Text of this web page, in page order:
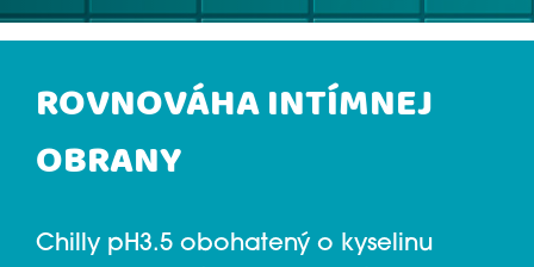
ROVNOVÁHA INTÍMNEJ
OBRANY
Chilly pH3.5 obohatený o kyselinu